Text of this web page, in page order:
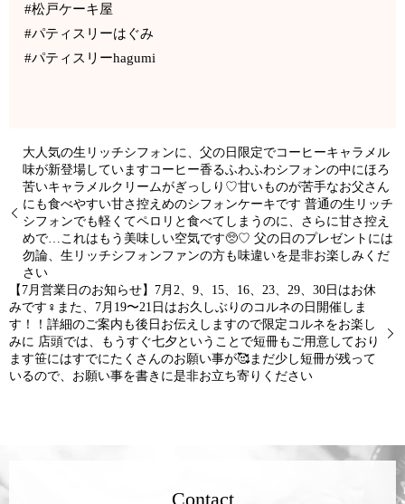
#松戸ケーキ屋
#パティスリーはぐみ
#パティスリーhagumi
大人気の生リッチシフォンに、父の日限定でコーヒーキャラメル
味が新登場しています️コーヒー香るふわふわシフォンの中にほろ
苦いキャラメルクリームがぎっしり♡甘いものが苦手なお父さん
にも食べやすい甘さ控えめのシフォンケーキです 普通の生リッチ
シフォンでも軽くてペロリと食べてしまうのに、さらに甘さ控え
めで…これはもう美味しい空気です🥺♡ 父の日のプレゼントには
勿論、生リッチシフォンファンの方も味違いを是非お楽しみくだ
さい
【7月営業日のお知らせ】7月2、9、15、16、23、29、30日はお休
みです‍♀️また、7月19〜21日はお久しぶりのコルネの日開催しま
す！！詳細のご案内も後日お伝えしますので限定コルネをお楽し
みに 店頭では、もうすぐ七夕ということで短冊もご用意しており
ます笹にはすでにたくさんのお願い事が🥰まだ少し短冊が残って
いるので、お願い事を書きに是非お立ち寄りください
Contact